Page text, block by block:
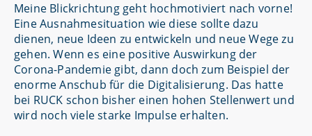
Meine Blickrichtung geht hochmotiviert nach vorne!
Eine Ausnahmesituation wie diese sollte dazu
dienen, neue Ideen zu entwickeln und neue Wege zu
gehen. Wenn es eine positive Auswirkung der
Corona-Pandemie gibt, dann doch zum Beispiel der
enorme Anschub für die Digitalisierung. Das hatte
bei RUCK schon bisher einen hohen Stellenwert und
wird noch viele starke Impulse erhalten.